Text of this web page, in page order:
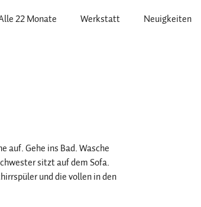
22 Monate Werkstatt Neuigkeiten
auf. Gehe ins Bad. Wasche
sitzt auf dem Sofa.
und die vollen in den